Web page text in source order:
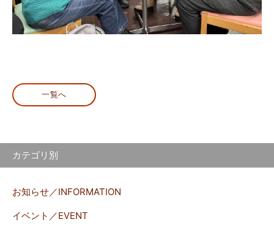
一覧へ
カテゴリ別
お知らせ／INFORMATION
イベント／EVENT